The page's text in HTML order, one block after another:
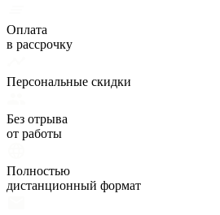
Оплата
в рассрочку
Персональные скидки
Без отрыва
от работы
Полностью
дистанционный формат